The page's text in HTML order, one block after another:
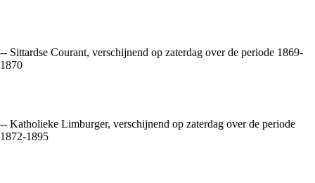
-- Sittardse Courant, verschijnend op zaterdag over de periode 1869-
1870
-- Katholieke Limburger, verschijnend op zaterdag over de periode
1872-1895